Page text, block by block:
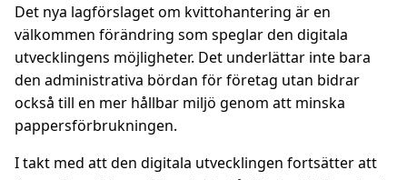
Det nya lagförslaget om kvittohantering är en
välkommen förändring som speglar den digitala
utvecklingens möjligheter. Det underlättar inte bara
den administrativa bördan för företag utan bidrar
också till en mer hållbar miljö genom att minska
pappersförbrukningen.
I takt med att den digitala utvecklingen fortsätter att